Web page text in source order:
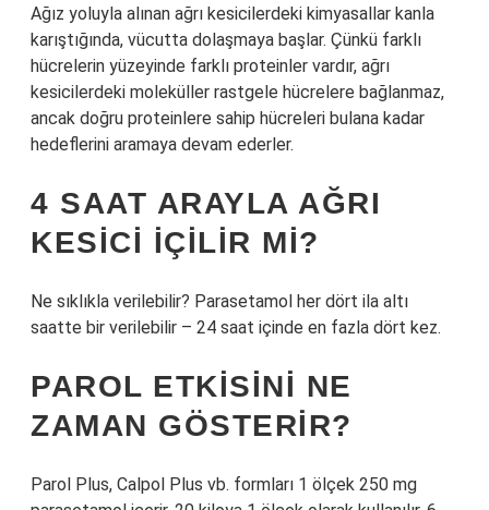
Ağız yoluyla alınan ağrı kesicilerdeki kimyasallar kanla
karıştığında, vücutta dolaşmaya başlar. Çünkü farklı
hücrelerin yüzeyinde farklı proteinler vardır, ağrı
kesicilerdeki moleküller rastgele hücrelere bağlanmaz,
ancak doğru proteinlere sahip hücreleri bulana kadar
hedeflerini aramaya devam ederler.
4 SAAT ARAYLA AĞRI
KESICI IÇILIR MI?
Ne sıklıkla verilebilir? Parasetamol her dört ila altı
saatte bir verilebilir – 24 saat içinde en fazla dört kez.
PAROL ETKISINI NE
ZAMAN GÖSTERIR?
Parol Plus, Calpol Plus vb. formları 1 ölçek 250 mg